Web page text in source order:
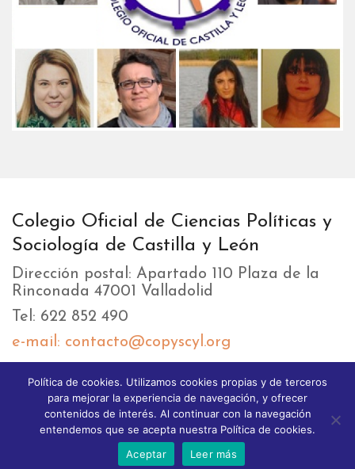
Colegio Oficial de Ciencias Políticas y
Sociología de Castilla y León
Dirección postal: Apartado 110 Plaza de la
Rinconada 47001 Valladolid
Tel: 622 852 490
e-mail: contacto@copyscyl.org
LIKEBOX
© 2025 Copyright GoodStart theme. All Rights reserved.
Política de cookies. Utilizamos cookies propias y de terceros
para mejorar la experiencia de navegación, y ofrecer
contenidos de interés. Al continuar con la navegación
entendemos que se acepta nuestra Política de cookies.
Aceptar
Leer más